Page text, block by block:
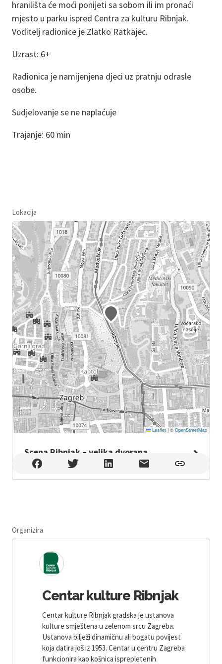
hranilišta će moći ponijeti sa sobom ili im pronaći
mjesto u parku ispred Centra za kulturu Ribnjak.
Voditelj radionice je Zlatko Ratkajec.
Uzrast: 6+
Radionica je namijenjena djeci uz pratnju odrasle
osobe.
Sudjelovanje se ne naplaćuje
Trajanje: 60 min
Lokacija
Leaflet |© OpenStreetMap
Scena Ribnjak – velika dvorana
Scena Ribnjak – velika dvorana , Zagreb
Organizira
Centar kulture Ribnjak
Centar kulture Ribnjak gradska je ustanova
kulture smještena u zelenom srcu Zagreba.
Ustanova bilježi dinamičnu ali bogatu povijest
koja datira još iz 1953. Centar u centru Zagreba
funkcionira kao košnica isprepletenih